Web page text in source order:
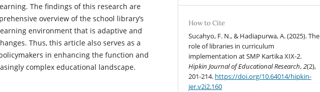
The findings of this research are
overview of the school library’s
environment that is adaptive and
Thus, this article also serves as a
in enhancing the function and
complex educational landscape.
How to Cite
Sucahyo, F. N., & Hadiapurwa, A. (2025). The
role of libraries in curriculum
implementation at SMP Kartika XIX-2.
Hipkin Journal of Educational Research,2(2),
201-214. https://doi.org/10.64014/hipkin-
jer.v2i2.160